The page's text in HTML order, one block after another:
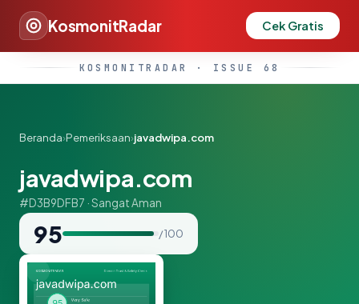
KosmonitRadar Cek Gratis
KOSMONITRADAR · ISSUE 68
Beranda›Pemeriksaan›javadwipa.com
javadwipa.com
#D3B9DFB7 · Sangat Aman
95 / 100